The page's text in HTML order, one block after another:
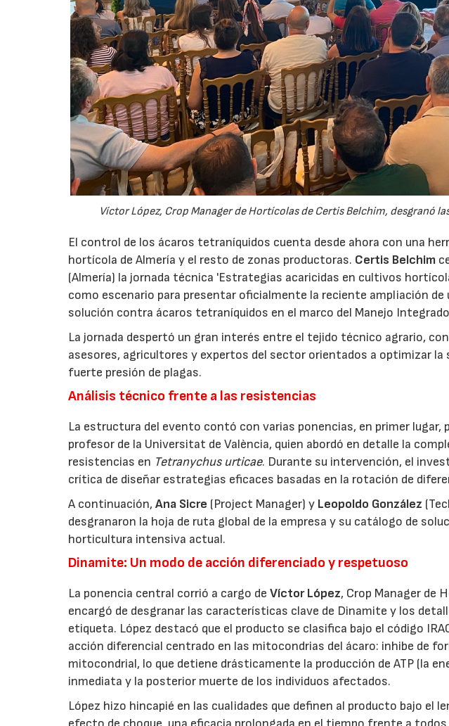
Víctor López, Crop Manager de Hortícolas de Certis Belchim, desgranó
El control de los ácaros tetraníquidos cuenta desde ahora con una
hortícola de Almería y el resto de zonas productoras. Certis Belchim
(Almería) la jornada técnica 'Estrategias acaricidas en cultivos
como escenario para presentar oficialmente la reciente ampliación de
solución contra ácaros tetraníquidos en el marco del Manejo Integrado
La jornada despertó un gran interés entre el tejido técnico agrario,
asesores, agricultores y expertos del sector orientados a optimizar la
fuerte presión de plagas.
Análisis técnico frente a las resistencias
La estructura del evento contó con varias ponencias, en primer lugar,
profesor de la Universitat de València, quien abordó en detalle la
resistencias en Tetranychus urticae. Durante su intervención, el
crítica de diseñar estrategias eficaces basadas en la rotación de
A continuación,Ana Sicre (Project Manager) y Leopoldo González
desgranaron la hoja de ruta global de la empresa y su catálogo de
horticultura intensiva actual.
Dinamite: Un modo de acción diferenciado y respetuoso
La ponencia central corrió a cargo deVíctor López, Crop Manager de
encargó de desgranar las características clave de Dinamite y los
etiqueta. López destacó que el producto se clasifica bajo el código
acción diferencial centrado en las mitocondrias del ácaro: inhibe de
mitocondrial, lo que detiene drásticamente la producción de ATP (la
inmediata y la posterior muerte de los individuos afectados.
López hizo hincapié en las cualidades que definen al producto bajo el